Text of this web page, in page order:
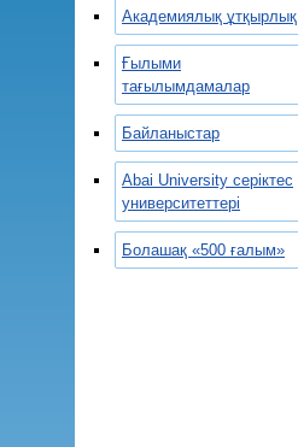
Академиялық ұтқырлық
Ғылыми
тағылымдамалар
Байланыстар
Abai University серіктес
университеттері
Болашақ «500 ғалым»